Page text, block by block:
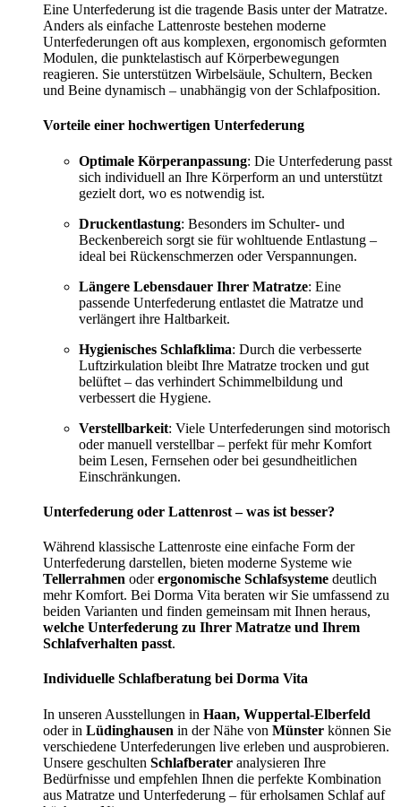
Eine Unterfederung ist die tragende Basis unter der Matratze.
Anders als einfache Lattenroste bestehen moderne
Unterfederungen oft aus komplexen, ergonomisch geformten
Modulen, die punktelastisch auf Körperbewegungen
reagieren. Sie unterstützen Wirbelsäule, Schultern, Becken
und Beine dynamisch – unabhängig von der Schlafposition.
Vorteile einer hochwertigen Unterfederung
Optimale Körperanpassung: Die Unterfederung passt
sich individuell an Ihre Körperform an und unterstützt
gezielt dort, wo es notwendig ist.
Druckentlastung: Besonders im Schulter- und
Beckenbereich sorgt sie für wohltuende Entlastung –
ideal bei Rückenschmerzen oder Verspannungen.
Längere Lebensdauer Ihrer Matratze: Eine
passende Unterfederung entlastet die Matratze und
verlängert ihre Haltbarkeit.
Hygienisches Schlafklima: Durch die verbesserte
Luftzirkulation bleibt Ihre Matratze trocken und gut
belüftet – das verhindert Schimmelbildung und
verbessert die Hygiene.
Verstellbarkeit: Viele Unterfederungen sind motorisch
oder manuell verstellbar – perfekt für mehr Komfort
beim Lesen, Fernsehen oder bei gesundheitlichen
Einschränkungen.
Unterfederung oder Lattenrost – was ist besser?
Während klassische Lattenroste eine einfache Form der
Unterfederung darstellen, bieten moderne Systeme wie
Tellerrahmen oderergonomische Schlafsysteme deutlich
mehr Komfort. Bei Dorma Vita beraten wir Sie umfassend zu
beiden Varianten und finden gemeinsam mit Ihnen heraus,
welche Unterfederung zu Ihrer Matratze und Ihrem
Schlafverhalten passt.
Individuelle Schlafberatung bei Dorma Vita
In unseren Ausstellungen in Haan, Wuppertal-Elberfeld
oder in Lüdinghausen in der Nähe von Münster können Sie
verschiedene Unterfederungen live erleben und ausprobieren.
Unsere geschulten Schlafberater analysieren Ihre
Bedürfnisse und empfehlen Ihnen die perfekte Kombination
aus Matratze und Unterfederung – für erholsamen Schlaf auf